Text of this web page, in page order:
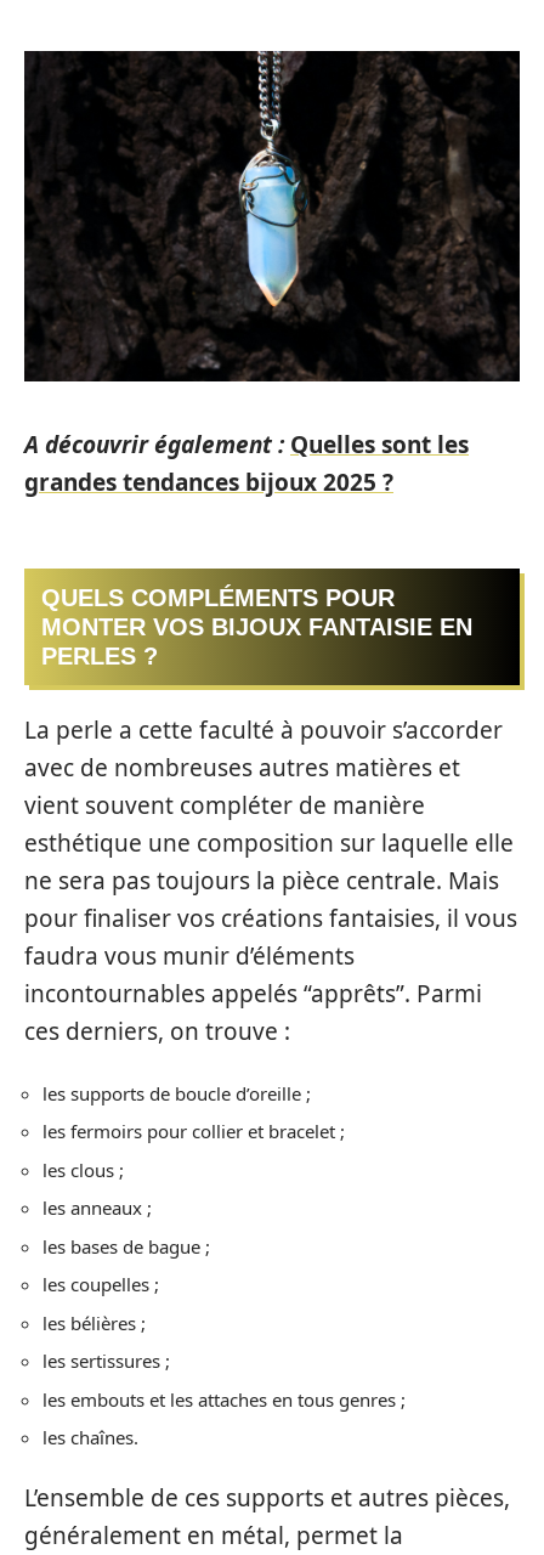
A découvrir également : Quelles sont les
grandes tendances bijoux 2025 ?
QUELS COMPLÉMENTS POUR
MONTER VOS BIJOUX FANTAISIE EN
PERLES ?
La perle a cette faculté à pouvoir s’accorder
avec de nombreuses autres matières et
vient souvent compléter de manière
esthétique une composition sur laquelle elle
ne sera pas toujours la pièce centrale. Mais
pour finaliser vos créations fantaisies, il vous
faudra vous munir d’éléments
incontournables appelés “apprêts”. Parmi
ces derniers, on trouve :
les supports de boucle d’oreille ;
les fermoirs pour collier et bracelet ;
les clous ;
les anneaux ;
les bases de bague ;
les coupelles ;
les bélières ;
les sertissures ;
les embouts et les attaches en tous genres ;
les chaînes.
L’ensemble de ces supports et autres pièces,
généralement en métal, permet la